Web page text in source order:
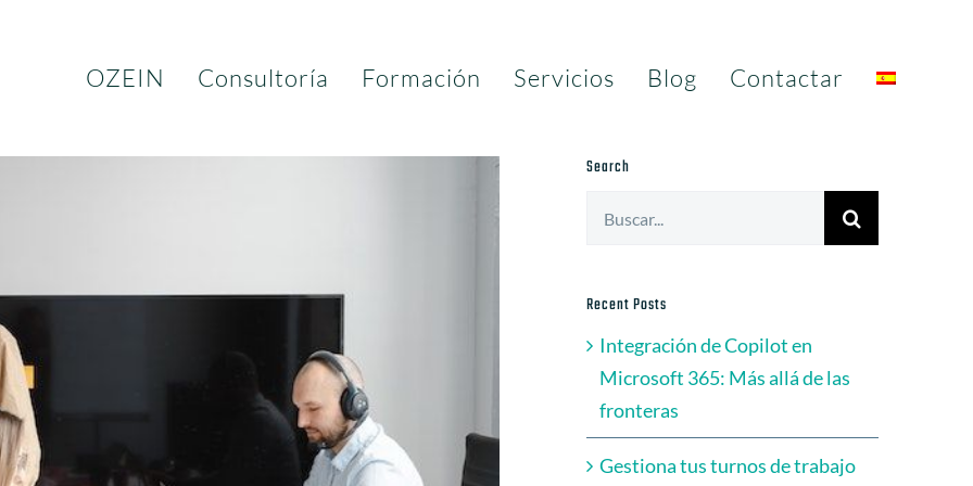
OZEIN Consultoría Formación Servicios Blog Contactar
Search
Recent Posts
Integración de Copilot en
Microsoft 365: Más allá de las
fronteras
Gestiona tus turnos de trabajo